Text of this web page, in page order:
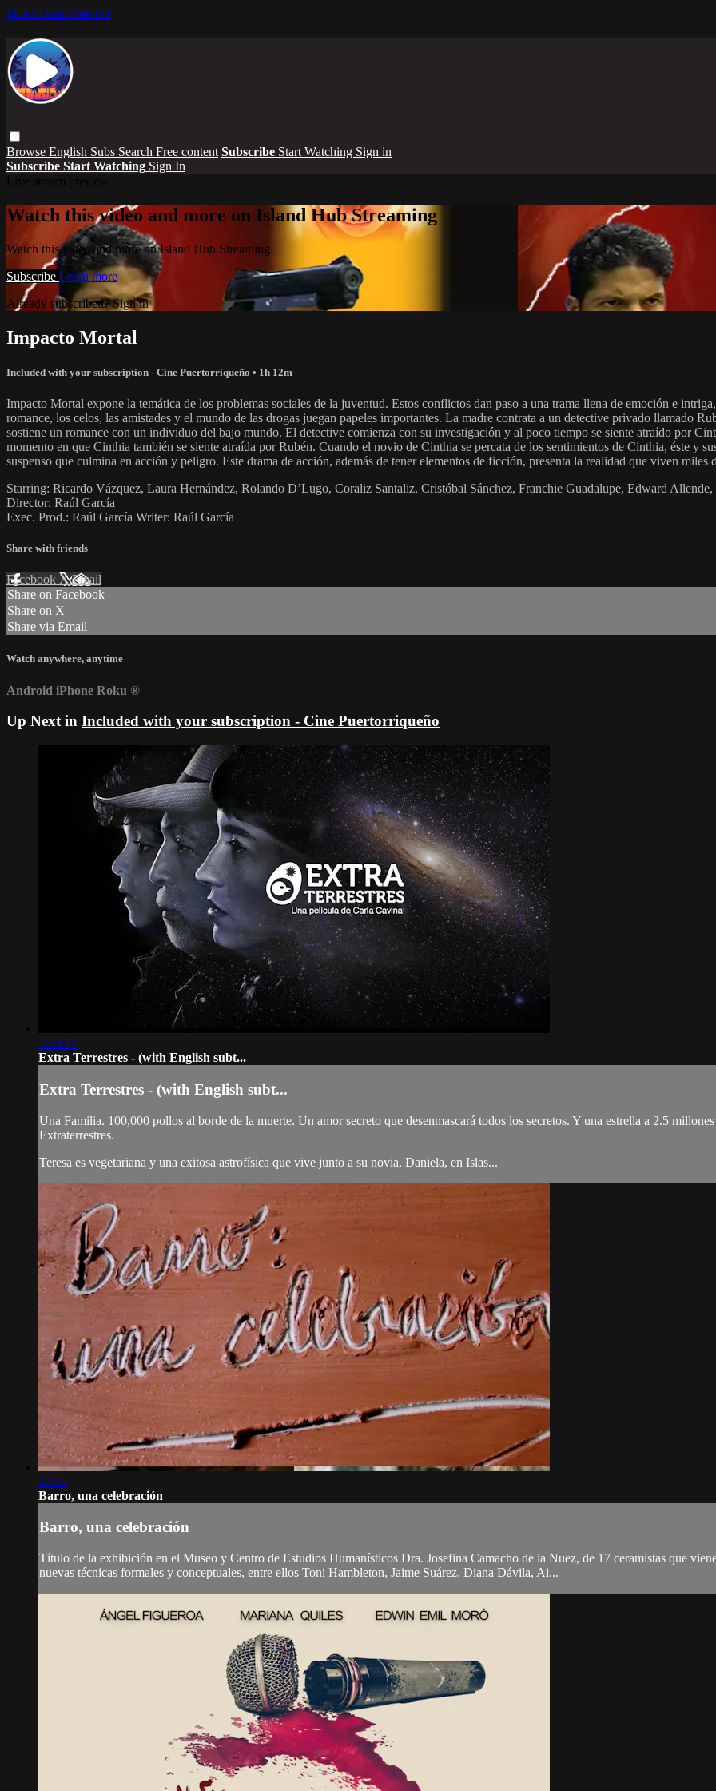
Skip to main content
Browse English Subs Search Free content Subscribe Start Watching Sign in
Subscribe Start Watching Sign In
Watch this video and more on Island Hub Streaming
Watch this video and more on Island Hub Streaming
Subscribe Learn more
Already subscribed?Sign in
Impacto Mortal
Included with your subscription - Cine Puertorriqueño • 1h 12m
Impacto Mortal expone la temática de los problemas sociales de la juventud. Estos conflictos dan paso a una trama llena de emoción e
romance, los celos, las amistades y el mundo de las drogas juegan papeles importantes. La madre contrata a un detective privado llamado
sostiene un romance con un individuo del bajo mundo. El detective comienza con su investigación y al poco tiempo se siente atraído por
momento en que Cinthia también se siente atraída por Rubén. Cuando el novio de Cinthia se percata de los sentimientos de Cinthia, éste y
suspenso que culmina en acción y peligro. Este drama de acción, además de tener elementos de ficción, presenta la realidad que viven miles
Starring: Ricardo Vázquez, Laura Hernández, Rolando D’Lugo, Coraliz Santaliz, Cristóbal Sánchez, Franchie Guadalupe, Edward
Director: Raúl García
Exec. Prod.: Raúl García Writer: Raúl García
Share with friends
Facebook XEmail
Share on Facebook
Share on X
Share via Email
Watch anywhere, anytime
Android iPhone Roku ®
Up Next in Included with your subscription - Cine Puertorriqueño
1:53:12
Extra Terrestres - (with English subt...
Extra Terrestres - (with English subt...
Una Familia. 100,000 pollos al borde de la muerte. Un amor secreto que desenmascará todos los secretos. Y una estrella a 2.5
Extraterrestres.
Teresa es vegetariana y una exitosa astrofísica que vive junto a su novia, Daniela, en Islas...
24:32
Barro, una celebración
Barro, una celebración
Título de la exhibición en el Museo y Centro de Estudios Humanísticos Dra. Josefina Camacho de la Nuez, de 17 ceramistas que
nuevas técnicas formales y conceptuales, entre ellos Toni Hambleton, Jaime Suárez, Diana Dávila, Ai...